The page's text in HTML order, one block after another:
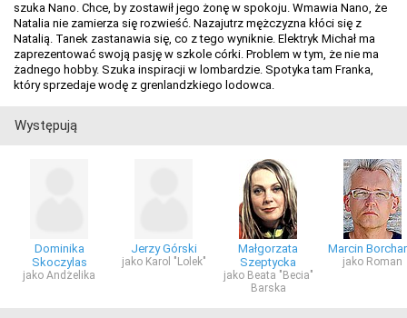
szuka Nano. Chce, by zostawił jego żonę w spokoju. Wmawia Nano, że
Natalia nie zamierza się rozwieść. Nazajutrz mężczyzna kłóci się z
Natalią. Tanek zastanawia się, co z tego wyniknie. Elektryk Michał ma
zaprezentować swoją pasję w szkole córki. Problem w tym, że nie ma
żadnego hobby. Szuka inspiracji w lombardzie. Spotyka tam Franka,
który sprzedaje wodę z grenlandzkiego lodowca.
Występują
Dominika
Skoczylas
jako Andżelika
Jerzy Górski
jako Karol "Lolek"
Małgorzata
Szeptycka
jako Beata "Becia"
Barska
Marcin
jako Roman